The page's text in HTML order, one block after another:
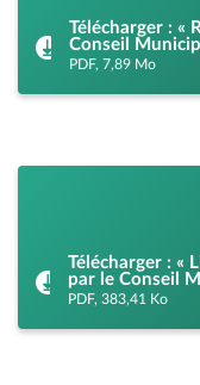
Télécharger : «
Conseil
PDF, 7,89 Mo
Télécharger : «
par le Conseil
PDF, 383,41 Ko